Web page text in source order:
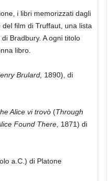
i libri memorizzati dagli
film di Truffaut, una lista
Bradbury. A ogni titolo
libro.
Brulard, 1890), di
Alice vi trovò (Through
Found There , 1871) di
a.C.) di Platone